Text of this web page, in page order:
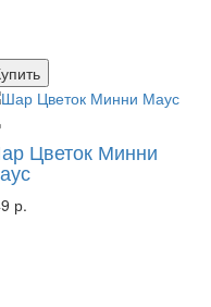
Цветок Минни
р.